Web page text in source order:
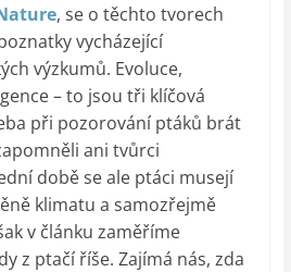
, se o těchto tvorech
vycházející
výzkumů. Evoluce,
– to jsou tři klíčová
při pozorování ptáků brát
ani tvůrci
době se ale ptáci musejí
klimatu a samozřejmě
v článku zaměříme
z ptačí říše. Zajímá nás, zda